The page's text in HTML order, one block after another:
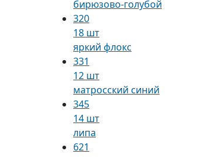
бирюзово-голубой
320
18 шт
яркий флокс
331
12 шт
матросский синий
345
14 шт
липа
621